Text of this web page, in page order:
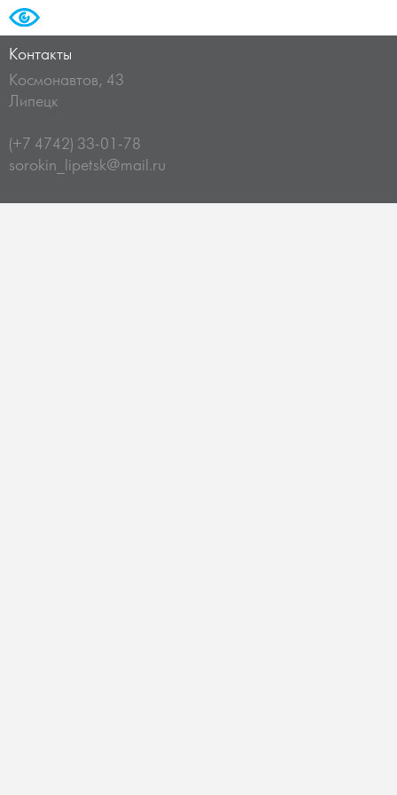
Контакты
Космонавтов, 43
Липецк
(+7 4742) 33-01-78
sorokin_lipetsk@mail.ru